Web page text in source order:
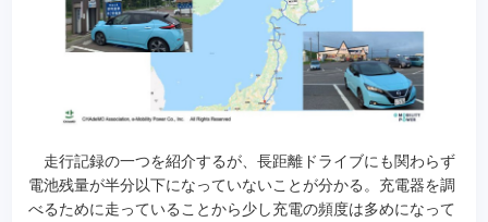
走行記録の一つを紹介するが、長距離ドライブにも関わらず
電池残量が半分以下になっていないことが分かる。充電器を調
べるために走っていることから少し充電の頻度は多めになって